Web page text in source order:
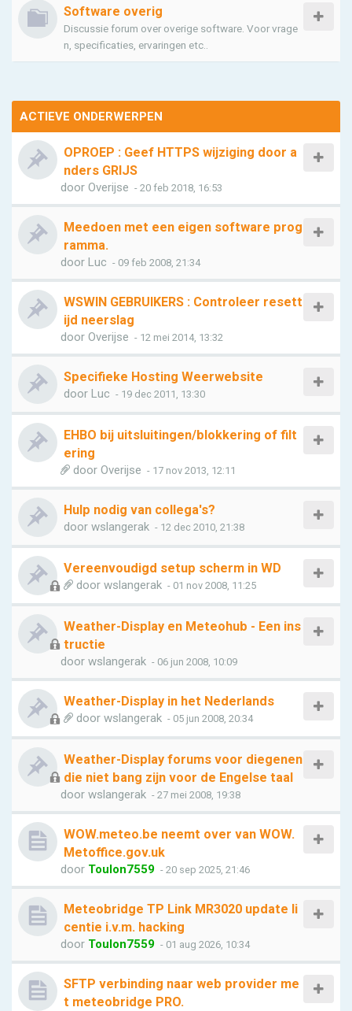
Software overig
Discussie forum over overige software. Voor vrage
n, specificaties, ervaringen etc..
ACTIEVE ONDERWERPEN
OPROEP : Geef HTTPS wijziging door a
nders GRIJS
door Overijse - 20 feb 2018, 16:53
Meedoen met een eigen software prog
ramma.
door Luc - 09 feb 2008, 21:34
WSWIN GEBRUIKERS : Controleer resett
ijd neerslag
door Overijse - 12 mei 2014, 13:32
Specifieke Hosting Weerwebsite
door Luc - 19 dec 2011, 13:30
EHBO bij uitsluitingen/blokkering of filt
ering
door Overijse - 17 nov 2013, 12:11
Hulp nodig van collega's?
door wslangerak - 12 dec 2010, 21:38
Vereenvoudigd setup scherm in WD
door wslangerak - 01 nov 2008, 11:25
Weather-Display en Meteohub - Een ins
tructie
door wslangerak - 06 jun 2008, 10:09
Weather-Display in het Nederlands
door wslangerak - 05 jun 2008, 20:34
Weather-Display forums voor diegenen
die niet bang zijn voor de Engelse taal
door wslangerak - 27 mei 2008, 19:38
WOW.meteo.be neemt over van WOW.
Metoffice.gov.uk
door Toulon7559 - 20 sep 2025, 21:46
Meteobridge TP Link MR3020 update li
centie i.v.m. hacking
door Toulon7559 - 01 aug 2026, 10:34
SFTP verbinding naar web provider me
t meteobridge PRO.